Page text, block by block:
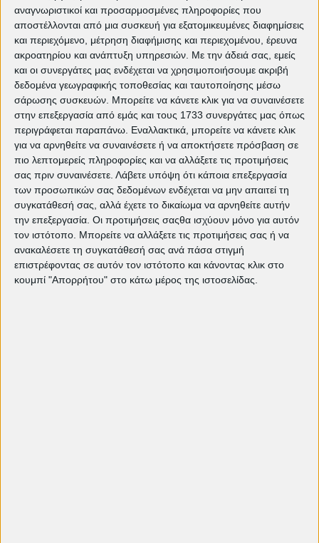
αναγνωριστικοί και προσαρμοσμένες πληροφορίες που
αποστέλλονται από μια συσκευή για εξατομικευμένες διαφημίσεις
και περιεχόμενο, μέτρηση διαφήμισης και περιεχομένου, έρευνα
ακροατηρίου και ανάπτυξη υπηρεσιών. Με την άδειά σας, εμείς
και οι συνεργάτες μας ενδέχεται να χρησιμοποιήσουμε ακριβή
δεδομένα γεωγραφικής τοποθεσίας και ταυτοποίησης μέσω
σάρωσης συσκευών. Μπορείτε να κάνετε κλικ για να συναινέσετε
στην επεξεργασία από εμάς και τους 1733 συνεργάτες μας όπως
περιγράφεται παραπάνω. Εναλλακτικά, μπορείτε να κάνετε κλικ
για να αρνηθείτε να συναινέσετε ή να αποκτήσετε πρόσβαση σε
πιο λεπτομερείς πληροφορίες και να αλλάξετε τις προτιμήσεις
σας πριν συναινέσετε. Λάβετε υπόψη ότι κάποια επεξεργασία
των προσωπικών σας δεδομένων ενδέχεται να μην απαιτεί τη
συγκατάθεσή σας, αλλά έχετε το δικαίωμα να αρνηθείτε αυτήν
την επεξεργασία. Οι προτιμήσεις σαςθα ισχύουν μόνο για αυτόν
τον ιστότοπο. Μπορείτε να αλλάξετε τις προτιμήσεις σας ή να
ανακαλέσετε τη συγκατάθεσή σας ανά πάσα στιγμή
επιστρέφοντας σε αυτόν τον ιστότοπο και κάνοντας κλικ στο
κουμπί "Απορρήτου" στο κάτω μέρος της ιστοσελίδας.
Ήταν ο σωστός χρόνος για να γίνει. Η ευκαιρία
για να ξανασυνεργαστούμε με φίλους που
καιρό το λέγαμε. Οπως και η αφορμή να
δουλέψουμε με νέους συνεργάτες και να
γνωριστούμε. Το σενάριο ήταν μια ιδέα που
κούμπωσε και δουλεύτηκε σε
βάθος...Διαβάστε περισσότερα>>
Δείτε ακόμη:
Τρέχον πρόγραμμα προβολών
The Bride!: Τα τέρατα δεν είναι αυτά
που νομίζεις | EDITORIAL
"Ομάχα": Μια πορεία προς την
ελευθερία και τη σύνδεση των
ανθρώπων | EDITORIAL
Weapons: Ο Zach Cregger και ο